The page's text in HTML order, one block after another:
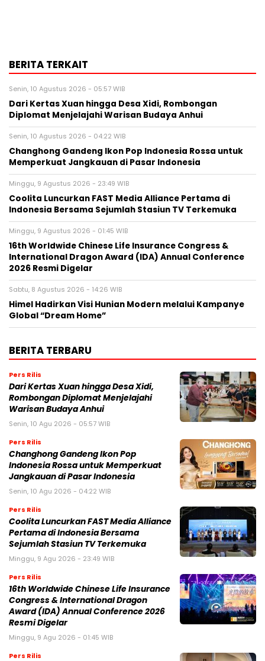
BERITA TERKAIT
Senin, 10 Agustus 2026 - 05:57 WIB
Dari Kertas Xuan hingga Desa Xidi, Rombongan
Diplomat Menjelajahi Warisan Budaya Anhui
Senin, 10 Agustus 2026 - 04:22 WIB
Changhong Gandeng Ikon Pop Indonesia Rossa untuk
Memperkuat Jangkauan di Pasar Indonesia
Minggu, 9 Agustus 2026 - 23:49 WIB
Coolita Luncurkan FAST Media Alliance Pertama di
Indonesia Bersama Sejumlah Stasiun TV Terkemuka
Minggu, 9 Agustus 2026 - 01:45 WIB
16th Worldwide Chinese Life Insurance Congress &
International Dragon Award (IDA) Annual Conference
2026 Resmi Digelar
Sabtu, 8 Agustus 2026 - 14:26 WIB
Himel Hadirkan Visi Hunian Modern melalui Kampanye
Global “Dream Home”
BERITA TERBARU
Pers Rilis
Dari Kertas Xuan hingga Desa Xidi,
Rombongan Diplomat Menjelajahi
Warisan Budaya Anhui
Senin, 10 Agu 2026 - 05:57 WIB
Pers Rilis
Changhong Gandeng Ikon Pop
Indonesia Rossa untuk Memperkuat
Jangkauan di Pasar Indonesia
Senin, 10 Agu 2026 - 04:22 WIB
Pers Rilis
Coolita Luncurkan FAST Media Alliance
Pertama di Indonesia Bersama
Sejumlah Stasiun TV Terkemuka
Minggu, 9 Agu 2026 - 23:49 WIB
Pers Rilis
16th Worldwide Chinese Life Insurance
Congress & International Dragon
Award (IDA) Annual Conference 2026
Resmi Digelar
Minggu, 9 Agu 2026 - 01:45 WIB
Pers Rilis